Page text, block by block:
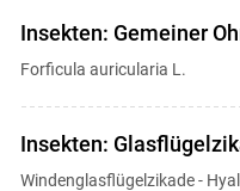
Insekten: Gemeiner
Forficula auricularia L.
Insekten:
Windenglasflügelzikade -